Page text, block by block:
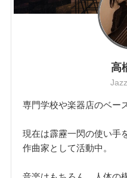
高
専門学校や楽器店のベー
現在は霹靂一閃の使い手
作曲家として活動中。